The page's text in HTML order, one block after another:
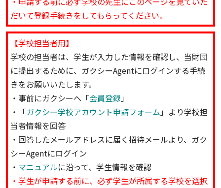
だいて登録手続きをしてもらってください。
【学校担当者用】
学校の担当者は、学生が入力した情報を確認し、当財団
に提出するために、ガクシーAgentにログインする手続
きをお願いいたします。
・事前にガクシーへ「会員登録」
・「ガクシー学校アカウント申請フォーム」より学校担
当者情報を回答
・回答したメールアドレスに届く招待メールより、ガク
シーAgentにログイン
・ マニュアルに沿って、学生情報を確認
・学生が申請する前に、必ず学生が所属する学校を選択